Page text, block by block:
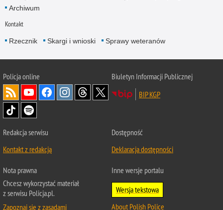
Archiwum
Kontakt
Rzecznik Skargi i wnioski Sprawy weteranów
Policjaonline
Biuletyn Informacji Publicznej
BIP KGP
Redakcja serwisu
Kontakt z redakcją
Dostępność
Deklaracja dostępności
Nota prawna
Chcesz wykorzystać materiał
z serwisu Policja.pl.
Zapoznaj się z zasadami
Inne wersje portalu
Wersja tekstowa
About Polish Police